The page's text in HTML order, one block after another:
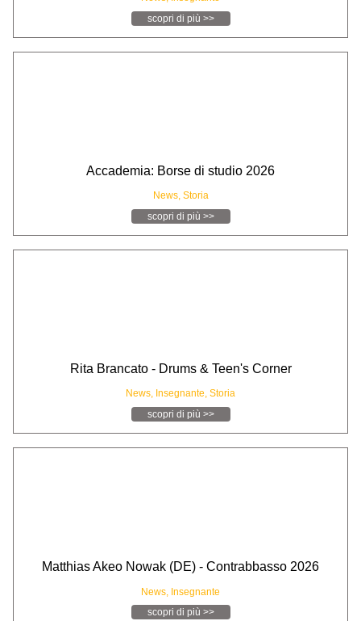
scopri di più >>
Accademia: Borse di studio 2026
News, Storia
scopri di più >>
Rita Brancato - Drums & Teen's Corner
News, Insegnante, Storia
scopri di più >>
Matthias Akeo Nowak (DE) - Contrabbasso 2026
News, Insegnante
scopri di più >>